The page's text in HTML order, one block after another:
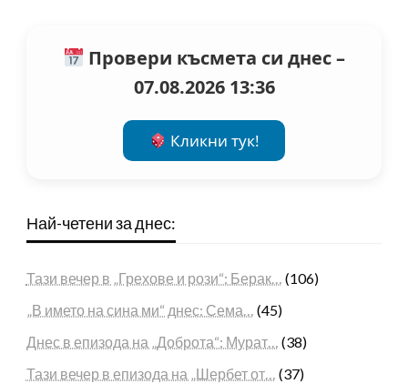
Провери късмета си днес –
07.08.2026 13:36
Кликни тук!
Най-четени за днес:
Тази вечер в „Грехове и рози“: Берак… (106)
„В името на сина ми“ днес: Сема… (45)
Днес в епизода на „Доброта“: Мурат… (38)
Тази вечер в епизода на „Шербет от… (37)